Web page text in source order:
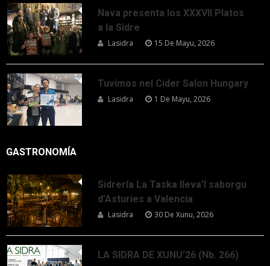
Nava presenta los XXXVII Platos
a la Sidre
Lasidra 15 De Mayu, 2026
Tuvimos nel Cider Salon Hungary
Lasidra 1 De Mayu, 2026
GASTRONOMÍA
Sidrería La Taska lleva’l saborgu
d’Asturies a Valencia
Lasidra 30 De Xunu, 2026
LA SIDRA DE XUNU’26 (Nb. 266)